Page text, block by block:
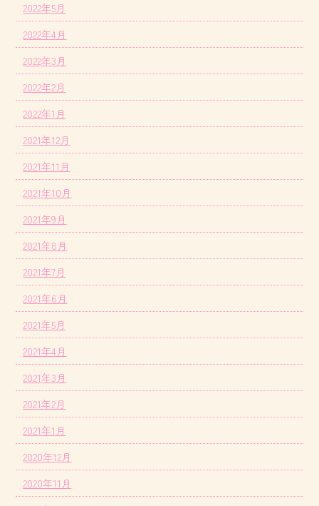
2022年5月
2022年4月
2022年3月
2022年2月
2022年1月
2021年12月
2021年11月
2021年10月
2021年9月
2021年8月
2021年7月
2021年6月
2021年5月
2021年4月
2021年3月
2021年2月
2021年1月
2020年12月
2020年11月